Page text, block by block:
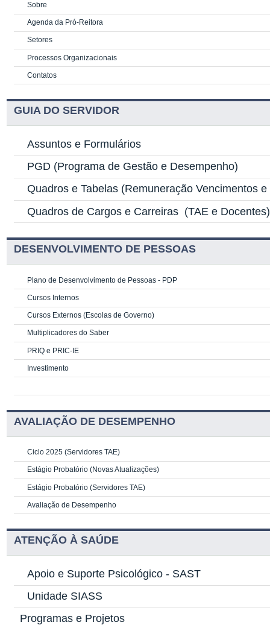
Sobre
Agenda da Pró-Reitora
Setores
Processos Organizacionais
Contatos
GUIA DO SERVIDOR
Assuntos e Formulários
PGD (Programa de Gestão e Desempenho)
Quadros e Tabelas (Remuneração Vencimentos
Quadros de Cargos e Carreiras (TAE e Docentes)
DESENVOLVIMENTO DE PESSOAS
Plano de Desenvolvimento de Pessoas - PDP
Cursos Internos
Cursos Externos (Escolas de Governo)
Multiplicadores do Saber
PRIQ e PRIC-IE
Investimento
AVALIAÇÃO DE DESEMPENHO
Ciclo 2025 (Servidores TAE)
Estágio Probatório (Novas Atualizações)
Estágio Probatório (Servidores TAE)
Avaliação de Desempenho
ATENÇÃO À SAÚDE
Apoio e Suporte Psicológico - SAST
Unidade SIASS
Programas e Projetos